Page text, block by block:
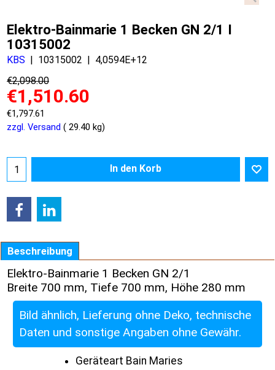
Elektro-Bainmarie 1 Becken GN 2/1 I
10315002
KBS 10315002
4,0594E+12
€2,098.00
€1,510.60
€1,797.61
zzgl. Versand
29.40 kg
In den Korb
Beschreibung
Elektro-Bainmarie 1 Becken GN 2/1
Breite 700 mm, Tiefe 700 mm, Höhe 280 mm
Bild ähnlich, Lieferung ohne Deko, technische
Daten und sonstige Angaben ohne Gewähr.
Geräteart Bain Maries